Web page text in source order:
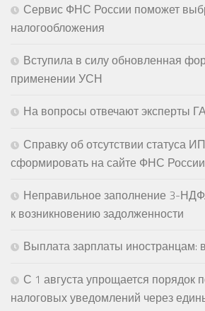
Сервис ФНС России поможет
налогообложения
Вступила в силу обновленная
применении УСН
На вопросы отвечают эксперты
Справку об отсутствии статуса
сформировать на сайте ФНС России
Неправильное заполнение 3-
к возникновению задолженности
Выплата зарплаты
С 1 августа упрощается порядок
налоговых уведомлений через